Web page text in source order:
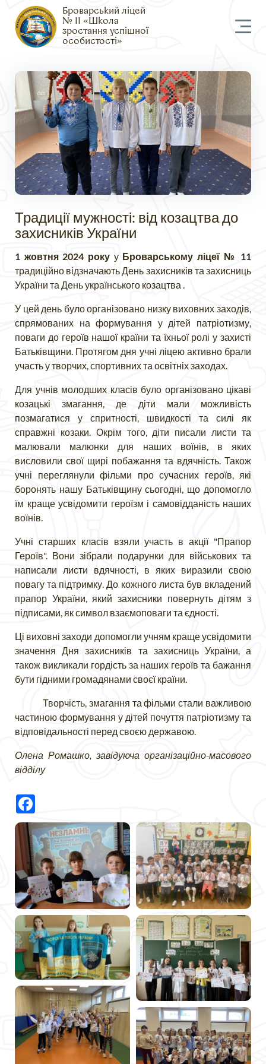
Броварський ліцей
№ 11 «Школа
зростання успішної
особистості»
Традиції мужності: від козацтва до
захисників України
1 жовтня 2024 року уБроварському ліцеї № 11
традиційно відзначають День захисників та захисниць
України та День українського козацтва .
У цей день було організовано низку виховних заходів,
спрямованих на формування у дітей патріотизму,
поваги до героїв нашої країни та їхньої ролі у захисті
Батьківщини. Протягом дня учні ліцею активно брали
участь у творчих, спортивних та освітніх заходах.
Для учнів молодших класів було організовано цікаві
козацькі змагання, де діти мали можливість
позмагатися у спритності, швидкості та силі як
справжні козаки. Окрім того, діти писали листи та
малювали малюнки для наших воїнів, в яких
висловили свої щирі побажання та вдячність. Також
учні переглянули фільми про сучасних героїв, які
боронять нашу Батьківщину сьогодні, що допомогло
їм краще усвідомити героїзм і самовідданість наших
воїнів.
Учні старших класів взяли участь в акції "Прапор
Героїв". Вони зібрали подарунки для військових та
написали листи вдячності, в яких виразили свою
повагу та підтримку. До кожного листа був вкладений
прапор України, який захисники повернуть дітям з
підписами, як символ взаємоповаги та єдності.
Ці виховні заходи допомогли учням краще усвідомити
значення Дня захисників та захисниць України, а
також викликали гордість за наших героїв та бажання
бути гідними громадянами своєї країни.
Творчість, змагання та фільми стали важливою
частиною формування у дітей почуття патріотизму та
відповідальності перед своєю державою.
Олена Ромашко, завідуюча організаційно-масового
відділу